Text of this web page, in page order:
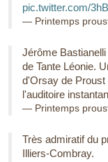
pic.twitter.com/
— Printemps
Jérôme
de Tante Léonie.
d'Orsay de Proust
l'auditoire
— Printemps
Très admiratif du
Illiers-Combray.